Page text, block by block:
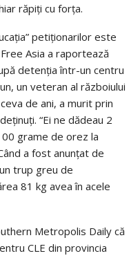
răpiţi cu forţa.
petiţionarilor este
Asia a raportează
detenţia într-un centru
un veteran al războiului
de ani, a murit prin
“Ei ne dădeau 2
grame de orez la
a fost anunţat de
trup greu de
81 kg avea în acele
Metropolis Daily că
CLE din provincia